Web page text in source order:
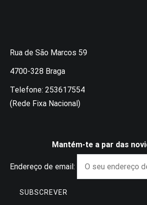
Rua de São Marcos 59
4700-328 Braga
Telefone: 253617554
(Rede Fixa Nacional)
Mantém-te a par das
Endereço de email: